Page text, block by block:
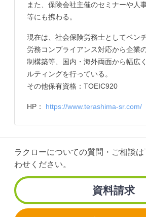
また、保険会社主催のセミナーや人
等にも携わる。
現在は、社会保険労務士としてベン
労務コンプライアンス対応から企業
制構築等、国内・海外両面から幅広
ルティングを行っている。
その他保有資格：TOEIC920
HP： https://www.terashima-sr.com/
ラクローについての質問・ご相談は
わせください。
資料請求